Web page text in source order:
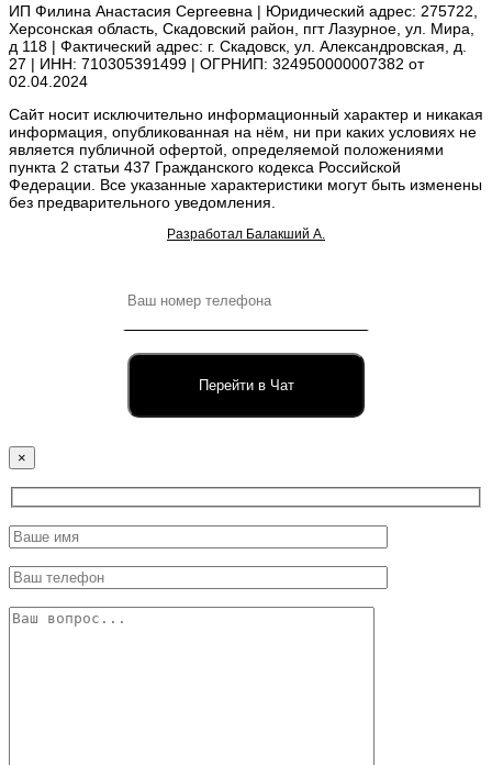
ИП Филина Анастасия Сергеевна | Юридический адрес: 275722,
Херсонская область, Скадовский район, пгт Лазурное, ул. Мира,
д 118 | Фактический адрес: г. Скадовск, ул. Александровская, д.
27 | ИНН: 710305391499 | ОГРНИП: 324950000007382 от
02.04.2024
Сайт носит исключительно информационный характер и никакая
информация, опубликованная на нём, ни при каких условиях не
является публичной офертой, определяемой положениями
пункта 2 статьи 437 Гражданского кодекса Российской
Федерации. Все указанные характеристики могут быть изменены
без предварительного уведомления.
Разработал Балакший А.
Перейти в Чат
×